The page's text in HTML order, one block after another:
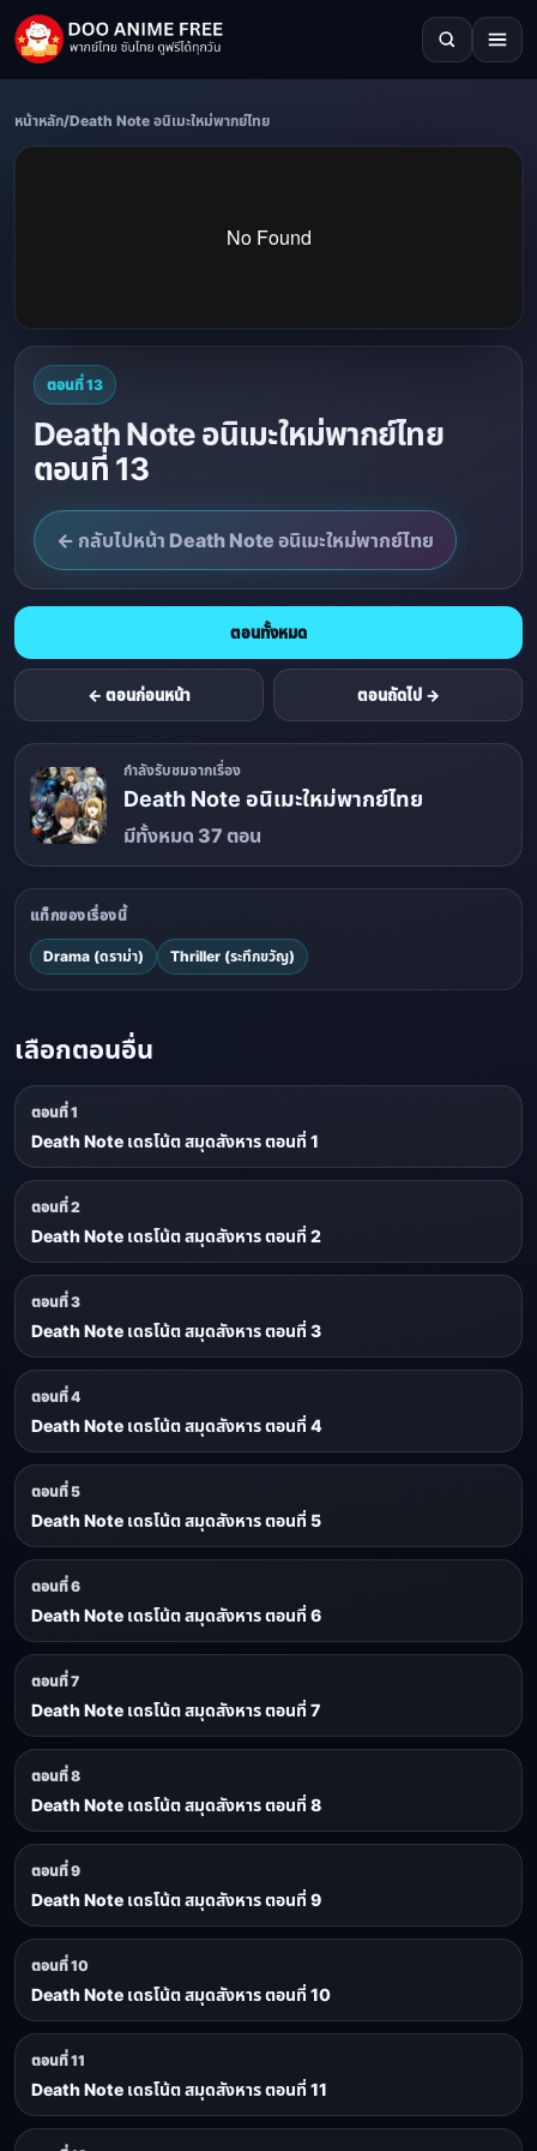
หน้าหลัก/Death Note อนิเมะใหม่พากย์ไทย
ตอนที่ 13
Death Note อนิเมะใหม่พากย์ไทย
ตอนที่ 13
← กลับไปหน้า Death Note อนิเมะใหม่พากย์ไทย
← ตอนก่อนหน้า
ตอนทั้งหมด
ตอนถัดไป →
กำลังรับชมจากเรื่อง
Death Note อนิเมะใหม่พากย์ไทย
มีทั้งหมด 37 ตอน
แท็กของเรื่องนี้
Drama (ดราม่า) Thriller (ระทึกขวัญ)
เลือกตอนอื่น
ตอนที่ 1
Death Note เดธโน้ต สมุดสังหาร ตอนที่ 1
ตอนที่ 2
Death Note เดธโน้ต สมุดสังหาร ตอนที่ 2
ตอนที่ 3
Death Note เดธโน้ต สมุดสังหาร ตอนที่ 3
ตอนที่ 4
Death Note เดธโน้ต สมุดสังหาร ตอนที่ 4
ตอนที่ 5
Death Note เดธโน้ต สมุดสังหาร ตอนที่ 5
ตอนที่ 6
Death Note เดธโน้ต สมุดสังหาร ตอนที่ 6
ตอนที่ 7
Death Note เดธโน้ต สมุดสังหาร ตอนที่ 7
ตอนที่ 8
Death Note เดธโน้ต สมุดสังหาร ตอนที่ 8
ตอนที่ 9
Death Note เดธโน้ต สมุดสังหาร ตอนที่ 9
ตอนที่ 10
Death Note เดธโน้ต สมุดสังหาร ตอนที่ 10
ตอนที่ 11
Death Note เดธโน้ต สมุดสังหาร ตอนที่ 11